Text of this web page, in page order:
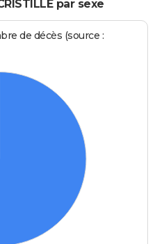
par sexe
de décès (source :